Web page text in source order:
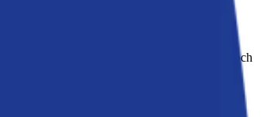
från gamla miljögifter.
och vi tar ett stort steg mot att sanera och
sätt som gynnar hela kommunen.